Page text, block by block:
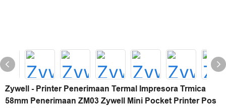
Zywell - Printer Penerimaan Termal Impresora Trmica
58mm Penerimaan ZM03 Zywell Mini Pocket Printer Pos